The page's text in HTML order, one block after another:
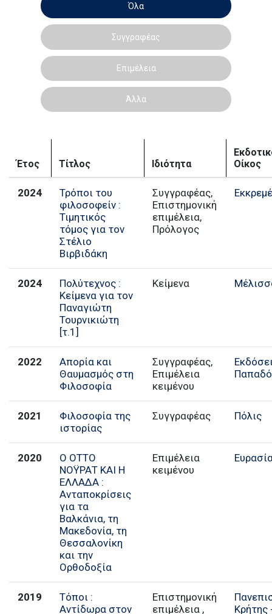
Όλα
Συγγραφέας
Επιμέλεια
Άλλα
Έτος Τίτλος Ιδιότητα
Οίκος
2024
Τρόποι του
φιλοσοφείν :
Τιμητικός
τόμος για τον
Στέλιο
Βιρβιδάκη
Συγγραφέας,
Επιστημονική
επιμέλεια,
Πρόλογος
2024
Πολύτεχνος :
Κείμενα για τον
Παναγιώτη
Τουρνικιώτη
[τ.1]
Κείμενα
2022
Απορία και
Θαυμασμός στη
Φιλοσοφία
Συγγραφέας,
Επιμέλεια
κειμένου
2021
Φιλοσοφία της
ιστορίας
Συγγραφέας Πόλις
2020
Ο ΟΤΤΟ
ΝΟΫΡΑΤ ΚΑΙ Η
ΕΛΛΑΔΑ :
Ανταποκρίσεις
για τα
Βαλκάνια, τη
Μακεδονία, τη
Θεσσαλονίκη
και την
Ορθοδοξία
Επιμέλεια
κειμένου
2019
Τόποι :
Αντίδωρα στον
Επιστημονική
επιμέλεια ,
Κρήτης